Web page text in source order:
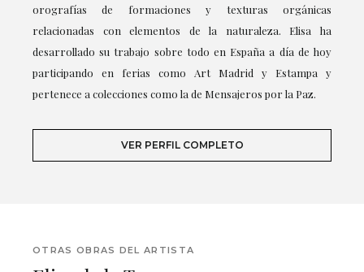
orografías de formaciones y texturas orgánicas
relacionadas con elementos de la naturaleza. Elisa ha
desarrollado su trabajo sobre todo en España a día de hoy
participando en ferias como Art Madrid y Estampa y
pertenece a colecciones como la de Mensajeros por la Paz.
VER PERFIL COMPLETO
OTRAS OBRAS DEL ARTISTA